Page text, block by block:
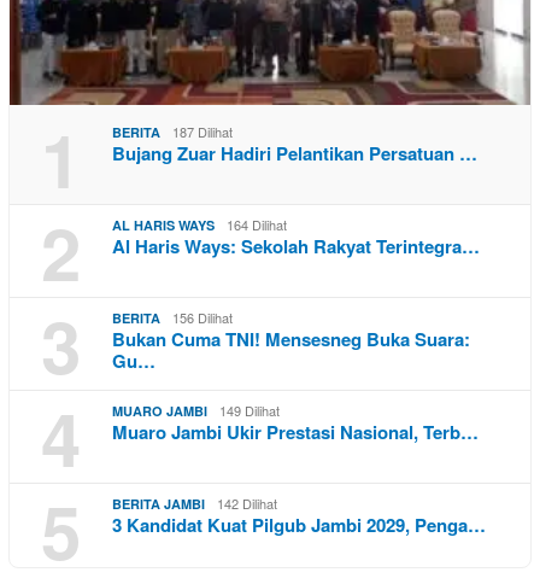
1 BERITA 187 Dilihat
Bujang Zuar Hadiri Pelantikan Persatuan …
2 AL HARIS WAYS 164 Dilihat
Al Haris Ways: Sekolah Rakyat Terintegra…
3 BERITA 156 Dilihat
Bukan Cuma TNI! Mensesneg Buka Suara:
Gu…
4 MUARO JAMBI 149 Dilihat
Muaro Jambi Ukir Prestasi Nasional, Terb…
5 BERITA JAMBI 142 Dilihat
3 Kandidat Kuat Pilgub Jambi 2029, Penga…